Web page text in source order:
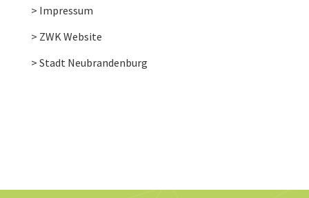
> Impressum
> ZWK Website
> Stadt Neubrandenburg